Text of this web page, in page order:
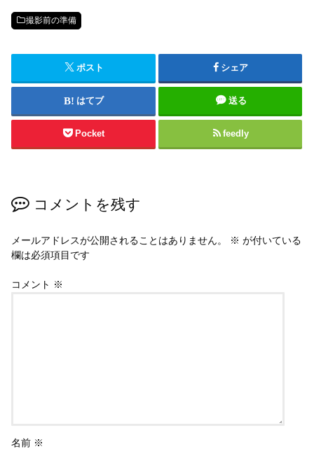
撮影前の準備
ポスト シェア
はてブ 送る
Pocket feedly
コメントを残す
メールアドレスが公開されることはありません。 ※ が付いている
欄は必須項目です
コメント ※
名前 ※